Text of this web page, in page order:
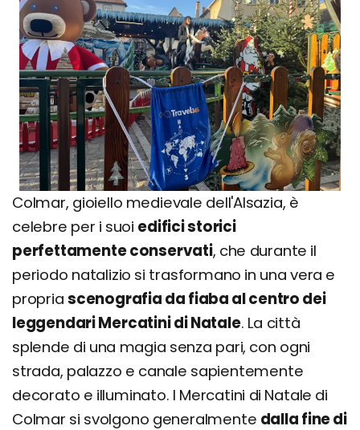
Colmar, gioiello medievale dell'Alsazia, è
celebre per i suoi edifici storici
perfettamente conservati, che durante il
periodo natalizio si trasformano in una vera e
propria scenografia da fiaba al centro dei
leggendari Mercatini di Natale. La città
splende di una magia senza pari, con ogni
strada, palazzo e canale sapientemente
decorato e illuminato. I Mercatini di Natale di
Colmar si svolgono generalmente dalla fine di